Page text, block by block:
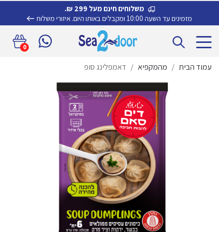
משלוחים חינם מעל 299 ₪.
מזמינים עד השעה 10:00 ומקבלים באותו היום.
איזורי משלוח
דלג
לניווט
לדלג
לתוכן
0
עמוד הבית / מהמקפיא / דאמפלינג סופ